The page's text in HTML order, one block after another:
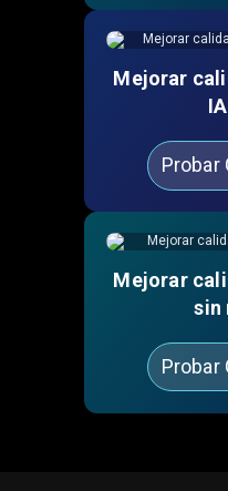
Mejorar
Probar
Mejorar
sin
Probar